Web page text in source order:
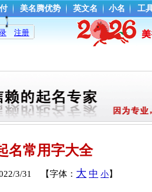
美名腾优势 英文名 小名 工
注册
名常用字大全
3/31 【字体： 大 中 小 】